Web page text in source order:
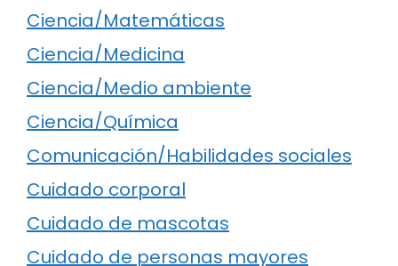
Ciencia/Matemáticas
Ciencia/Medicina
Ciencia/Medio ambiente
Ciencia/Química
Comunicación/Habilidades sociales
Cuidado corporal
Cuidado de mascotas
Cuidado de personas mayores